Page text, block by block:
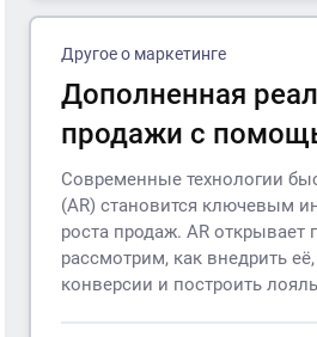
Другое о маркетинге
Дополненная
продажи с
Современные технологии
(AR) становится ключевым
роста продаж. AR открывает
рассмотрим, как внедрить
конверсии и построить